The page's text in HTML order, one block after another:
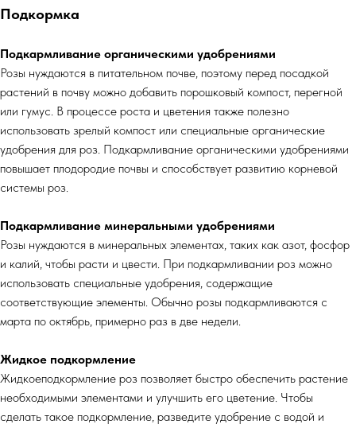
Подкормка
Подкармливание органическими удобрениями
Розы нуждаются в питательном почве, поэтому перед посадкой
растений в почву можно добавить порошковый компост, перегной
или гумус. В процессе роста и цветения также полезно
использовать зрелый компост или специальные органические
удобрения для роз. Подкармливание органическими удобрениями
повышает плодородие почвы и способствует развитию корневой
системы роз.
Подкармливание минеральными удобрениями
Розы нуждаются в минеральных элементах, таких как азот, фосфор
и калий, чтобы расти и цвести. При подкармливании роз можно
использовать специальные удобрения, содержащие
соответствующие элементы. Обычно розы подкармливаются с
марта по октябрь, примерно раз в две недели.
Жидкое подкормление
Жидкоеподкормление роз позволяет быстро обеспечить растение
необходимыми элементами и улучшить его цветение. Чтобы
сделать такое подкормление, разведите удобрение с водой и